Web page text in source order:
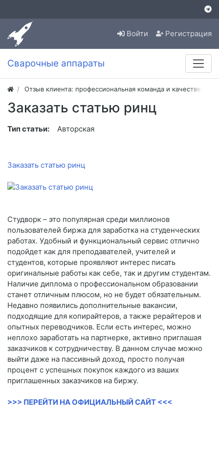
Войти Регистрация
Сварочные аппараты
Отзыв клиента: профессиональная команда и
Заказать статью ринц
Тип статьи: Авторская
Заказать статью ринц
Студворк – это популярная среди миллионов
пользователей биржа для заработка на студенческих
работах. Удобный и функциональный сервис отлично
подойдет как для преподавателей, учителей и
студентов, которые проявляют интерес писать
оригинальные работы как себе, так и другим студентам.
Наличие диплома о профессиональном образовании
станет отличным плюсом, но не будет обязательным.
Недавно появились дополнительные вакансии,
подходящие для копирайтеров, а также рерайтеров и
опытных переводчиков. Если есть интерес, можно
неплохо заработать на партнерке, активно приглашая
заказчиков к сотрудничеству. В данном случае можно
выйти даже на пассивный доход, просто получая
процент с успешных покупок каждого из ваших
приглашенных заказчиков на биржу.
>>> ПЕРЕЙТИ НА ОФИЦИАЛЬНЫЙ САЙТ <<<